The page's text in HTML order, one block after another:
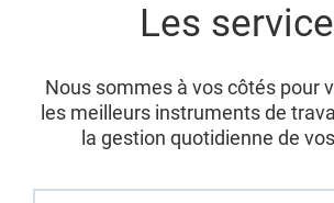
Les
Nous sommes à vos côtés pour
les meilleurs instruments de
la gestion quotidienne de